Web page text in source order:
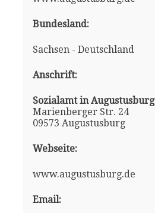
Bundesland:
Sachsen - Deutschland
Anschrift:
Sozialamt in Augustusburg
Marienberger Str. 24
09573 Augustusburg
Webseite:
www.augustusburg.de
Email: